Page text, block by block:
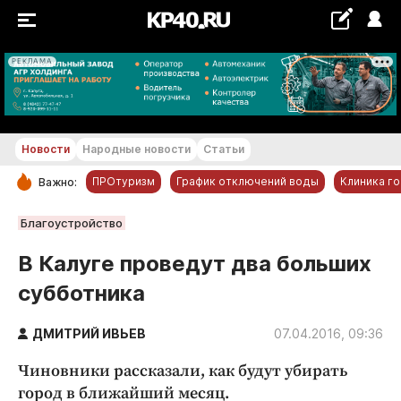
РЕКЛАМА
+20...+21 °С
РУБРИКИ
Новости компаний
Статьи
Народные новости
Благоустройство
Новости Народные новости Статьи
Важно: ПРОтуризм График отключений воды Клиника
Благоустройство
В Калуге проведут два больших
субботника
ДМИТРИЙ ИВЬЕВ 07.04.2016, 09:36
Чиновники рассказали, как будут убирать
город в ближайший месяц.